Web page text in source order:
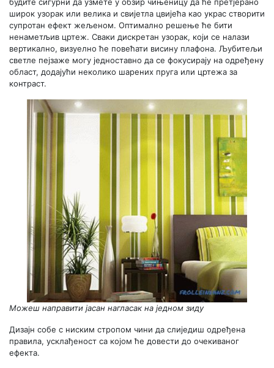
широк узорак или велика и свијетла цвијећа као украс створити
супротан ефект жељеном. Оптимално решење ће бити
ненаметљив цртеж. Сваки дискретан узорак, који се налази
вертикално, визуелно ће повећати висину плафона. Љубитељи
светле пејзаже могу једноставно да се фокусирају на одређену
област, додајући неколико шарених пруга или цртежа за
контраст.
Можеш направити јасан нагласак на једном зиду
Дизајн собе с ниским стропом чини да слиједиш одређена
правила, усклађеност са којом ће довести до очекиваног
ефекта.